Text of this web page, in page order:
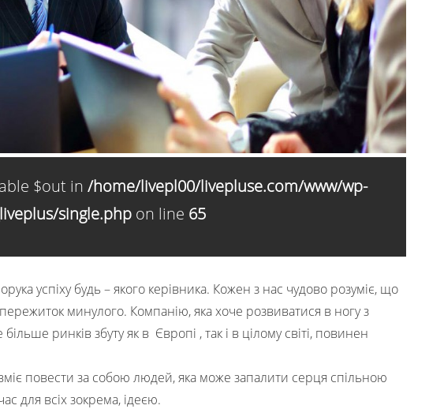
$out in /home/livepl00/livepluse.com/www/wp-
single.php on line 65
успіху будь – якого керівника. Кожен з нас чудово розуміє, що
минулого. Компанію, яка хоче розвиватися в ногу з
ринків збуту як в Європі , так і в цілому світі, повинен
повести за собою людей, яка може запалити серця спільною
для всіх зокрема, ідеєю.